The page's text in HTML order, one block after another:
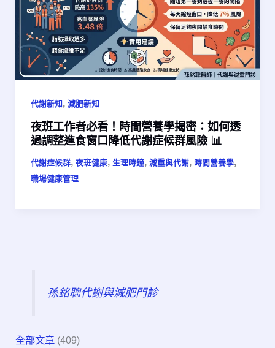
代謝新知, 減肥新知
夜班工作者必看！時間營養學揭密：如何透
過調整進食窗口降低代謝症候群風險 📊
代謝症候群, 夜班健康, 生理時鐘, 減重與代謝, 時間營養學,
職場健康管理
孫銘聰代謝與減肥門診
全部文章 (409)